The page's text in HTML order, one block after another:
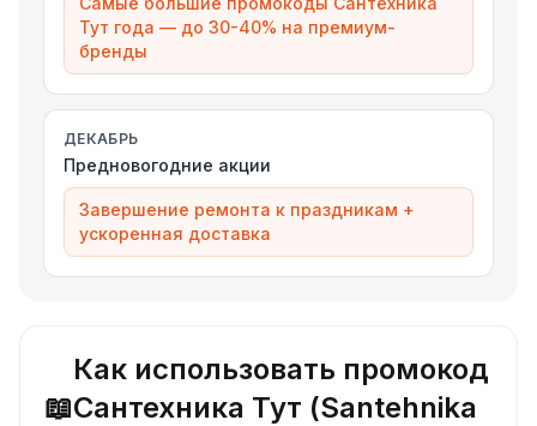
Тут года — до 30-40% на премиум-
бренды
ДЕКАБРЬ
Предновогодние акции
Завершение ремонта к праздникам +
ускоренная доставка
📖
Как использовать промокод
Сантехника Тут (Santehnika